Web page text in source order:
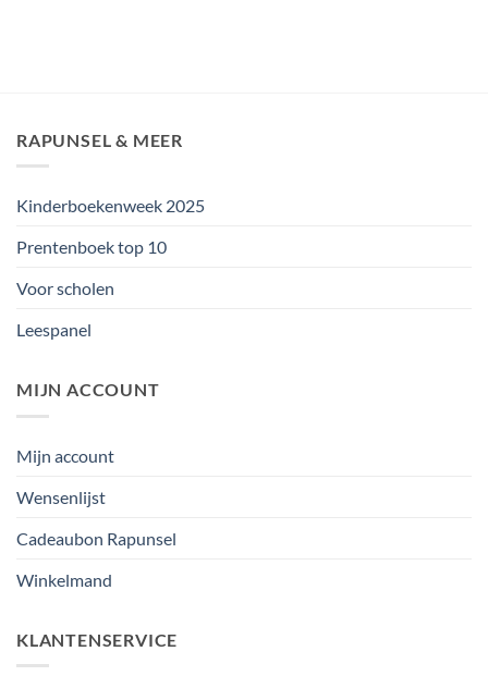
RAPUNSEL & MEER
Kinderboekenweek 2025
Prentenboek top 10
Voor scholen
Leespanel
MIJN ACCOUNT
Mijn account
Wensenlijst
Cadeaubon Rapunsel
Winkelmand
KLANTENSERVICE